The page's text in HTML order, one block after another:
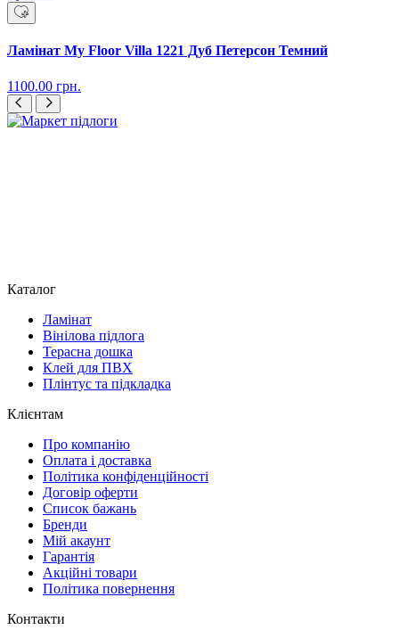
Ламінат My Floor Villa 1221 Дуб Петерсон Темний
1100.00 грн.
Каталог
Ламінат
Вінілова підлога
Терасна дошка
Клей для ПВХ
Плінтус та підкладка
Клієнтам
Про компанію
Оплата і доставка
Політика конфіденційності
Договір оферти
Список бажань
Бренди
Мій акаунт
Гарантія
Акційні товари
Політика повернення
Контакти